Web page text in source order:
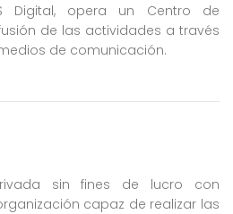
Digital, opera un Centro de
de las actividades a través
de comunicación.
sin fines de lucro con
capaz de realizar las